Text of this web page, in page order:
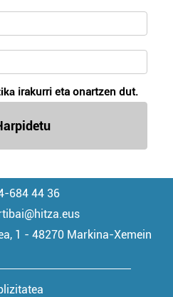
irakurri eta onartzen dut.
684 44 36
1 - 48270 Markina-Xemein